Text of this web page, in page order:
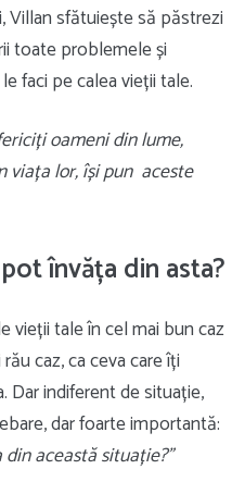
Villan sfătuiește să păstrezi
toate problemele și
faci pe calea vieții tale.
oameni din lume,
viața lor, își pun aceste
învăța din asta?
vieții tale în cel mai bun caz
caz, ca ceva care îți
indiferent de situație,
dar foarte importantă:
această situație?”